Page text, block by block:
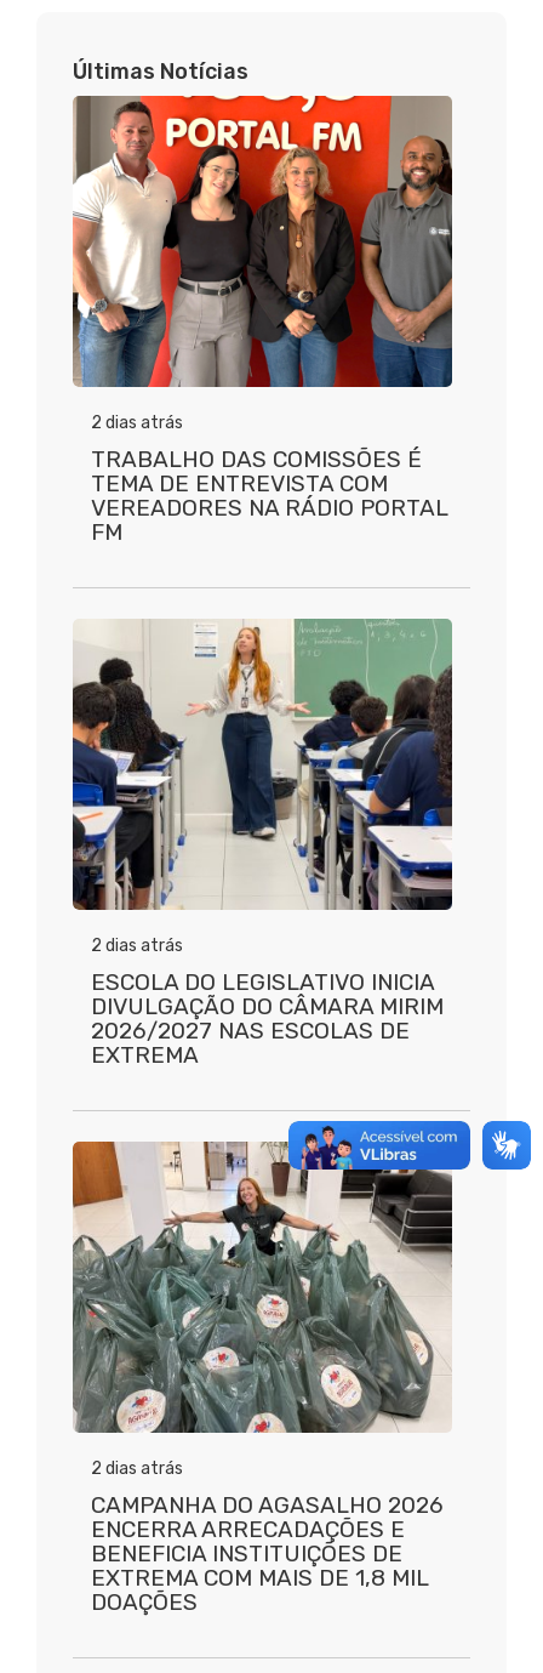
Últimas Notícias
2 dias atrás
TRABALHO DAS COMISSÕES É
TEMA DE ENTREVISTA COM
VEREADORES NA RÁDIO PORTAL
FM
2 dias atrás
ESCOLA DO LEGISLATIVO INICIA
DIVULGAÇÃO DO CÂMARA MIRIM
2026/2027 NAS ESCOLAS DE
EXTREMA
2 dias atrás
CAMPANHA DO AGASALHO 2026
ENCERRA ARRECADAÇÕES E
BENEFICIA INSTITUIÇÕES DE
EXTREMA COM MAIS DE 1,8 MIL
DOAÇÕES